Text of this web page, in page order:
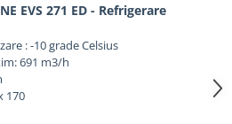
EVS 271 ED - Refrigerare
: -10 grade Celsius
691 m3/h
170